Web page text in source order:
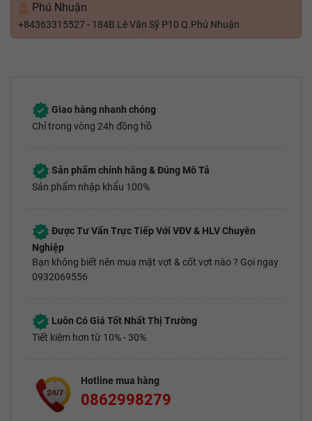
Phú Nhuận
+84363315527 - 184B Lê Văn Sỹ P10 Q.Phú Nhuận
Giao hàng nhanh chóng
Chỉ trong vòng 24h đồng hồ
Sản phẩm chính hãng & Đúng Mô Tả
Sản phẩm nhập khẩu 100%
Được Tư Vấn Trực Tiếp Với VĐV & HLV Chuyên
Nghiệp
Bạn không biết nên mua mặt vợt & cốt vợt nào ? Gọi ngay
0932069556
Luôn Có Giá Tốt Nhất Thị Trường
Tiết kiệm hơn từ 10% - 30%
Hotline mua hàng
0862998279